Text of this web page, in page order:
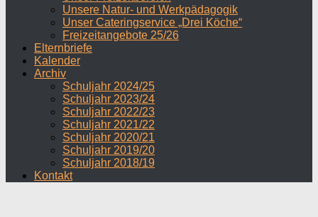
Unsere Natur- und Werkpädagogik
Unser Cateringservice „Drei Köche“
Freizeitangebote 25/26
Elternbriefe
Kalender
Archiv
Schuljahr 2024/25
Schuljahr 2023/24
Schuljahr 2022/23
Schuljahr 2021/22
Schuljahr 2020/21
Schuljahr 2019/20
Schuljahr 2018/19
Kontakt